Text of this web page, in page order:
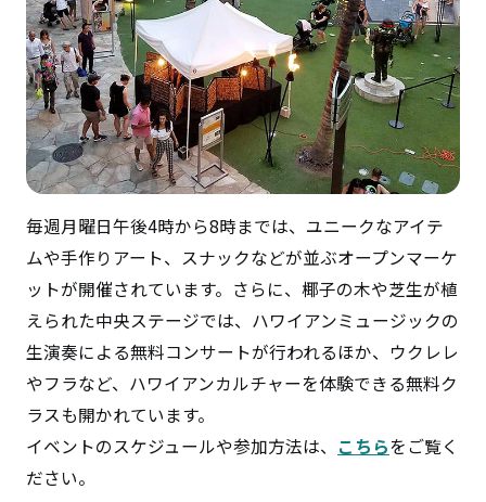
毎週月曜日午後4時から8時までは、ユニークなアイテ
ムや手作りアート、スナックなどが並ぶオープンマーケ
ットが開催されています。さらに、椰子の木や芝生が植
えられた中央ステージでは、ハワイアンミュージックの
生演奏による無料コンサートが行われるほか、ウクレレ
やフラなど、ハワイアンカルチャーを体験できる無料ク
ラスも開かれています。
イベントのスケジュールや参加方法は、 こちらをご覧く
ださい。